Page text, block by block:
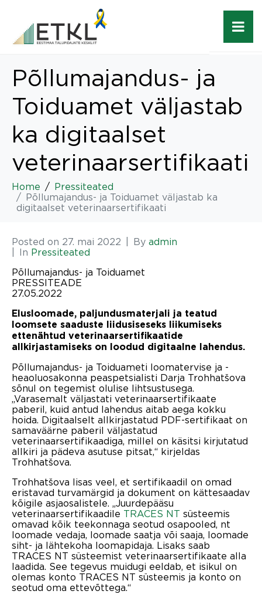
Põllumajandus- ja
Toiduamet väljastab
ka digitaalset
veterinaarsertifikaati
Home
Pressiteated
Põllumajandus- ja Toiduamet väljastab ka
digitaalset veterinaarsertifikaati
Posted on 27. mai 2022 By admin
In Pressiteated
Põllumajandus- ja Toiduamet
PRESSITEADE
27.05.2022
Elusloomade, paljundusmaterjali ja teatud
loomsete saaduste liidusiseseks liikumiseks
ettenähtud veterinaarsertifikaatide
allkirjastamiseks on loodud digitaalne lahendus.
Põllumajandus- ja Toiduameti loomatervise ja -
heaoluosakonna peaspetsialisti Darja Trohhatšova
sõnul on tegemist olulise lihtsustusega.
„Varasemalt väljastati veterinaarsertifikaate
paberil, kuid antud lahendus aitab aega kokku
hoida. Digitaalselt allkirjastatud PDF-sertifikaat on
samaväärne paberil väljastatud
veterinaarsertifikaadiga, millel on käsitsi kirjutatud
allkiri ja pädeva asutuse pitsat,“ kirjeldas
Trohhatšova.
Trohhatšova lisas veel, et sertifikaadil on omad
eristavad turvamärgid ja dokument on kättesaadav
kõigile asjaosalistele. „Juurdepääsu
veterinaarsertifikaadile TRACES NT süsteemis
omavad kõik teekonnaga seotud osapooled, nt
loomade vedaja, loomade saatja või saaja, loomade
siht- ja lähtekoha loomapidaja. Lisaks saab
TRACES NT süsteemist veterinaarsertifikaate alla
laadida. See tegevus muidugi eeldab, et isikul on
olemas konto TRACES NT süsteemis ja konto on
seotud oma ettevõttega.“